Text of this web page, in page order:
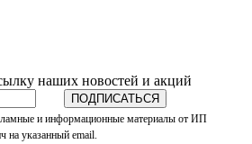
наших новостей и акций
ПОДПИСАТЬСЯ
и информационные материалы от ИП
на указанный email.